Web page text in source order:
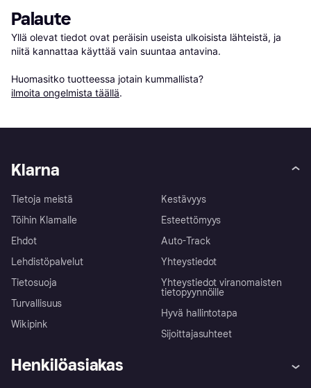
Palaute
Yllä olevat tiedot ovat peräisin useista ulkoisista lähteistä, ja
niitä kannattaa käyttää vain suuntaa antavina.
Huomasitko tuotteessa jotain kummallista?
ilmoita ongelmista täällä.
Klarna
Tietoja meistä
Töihin Klarnalle
Ehdot
Lehdistöpalvelut
Tietosuoja
Turvallisuus
Wikipink
Kestävyys
Esteettömyys
Auto-Track
Yhteystiedot
Yhteystiedot viranomaisten
tietopyynnöille
Hyvä hallintotapa
Sijoittajasuhteet
Henkilöasiakas